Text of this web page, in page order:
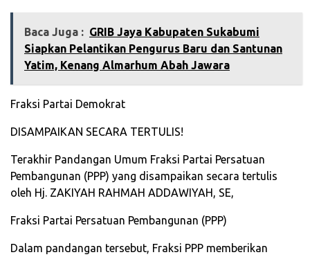
Baca Juga : GRIB Jaya Kabupaten Sukabumi
Siapkan Pelantikan Pengurus Baru dan Santunan
Yatim, Kenang Almarhum Abah Jawara‎
Fraksi Partai Demokrat
DISAMPAIKAN SECARA TERTULIS!
Terakhir Pandangan Umum Fraksi Partai Persatuan
Pembangunan (PPP) yang disampaikan secara tertulis
oleh Hj. ZAKIYAH RAHMAH ADDAWIYAH, SE,
Fraksi Partai Persatuan Pembangunan (PPP)
Dalam pandangan tersebut, Fraksi PPP memberikan